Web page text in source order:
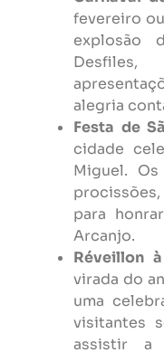
fevereiro
explosão
alegria
Festa de
cidade
Miguel.
para
Arcanjo.
Réveillon
virada do
uma
visitantes
assistir a